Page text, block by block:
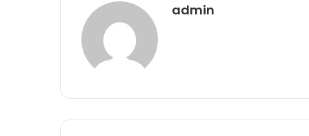
admin